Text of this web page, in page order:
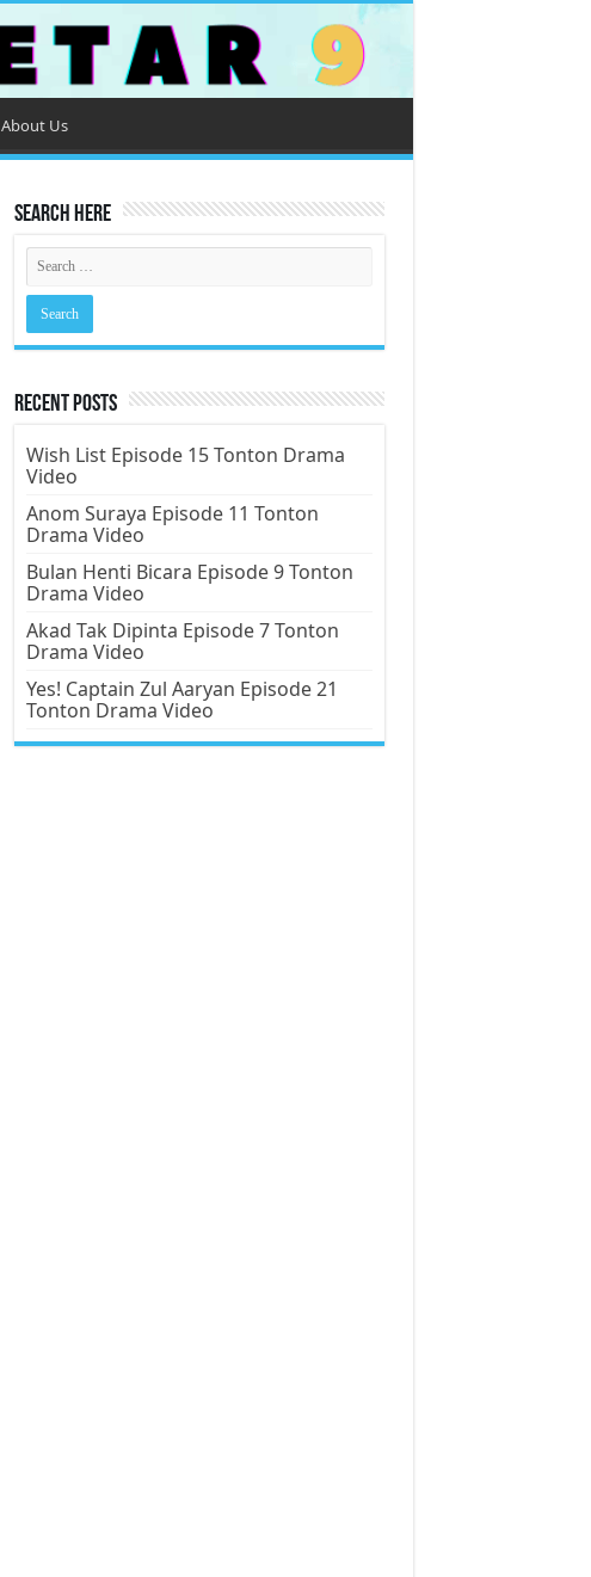
About Us
Search Here
Recent Posts
Wish List Episode 15 Tonton Drama
Video
Anom Suraya Episode 11 Tonton
Drama Video
Bulan Henti Bicara Episode 9 Tonton
Drama Video
Akad Tak Dipinta Episode 7 Tonton
Drama Video
Yes! Captain Zul Aaryan Episode 21
Tonton Drama Video